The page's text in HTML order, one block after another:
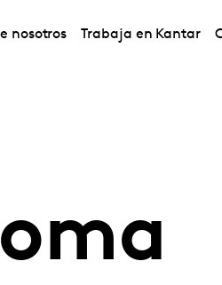
nosotros Trabaja en Kantar